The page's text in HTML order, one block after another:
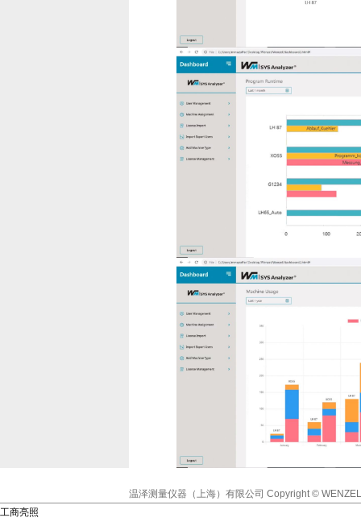
温泽测量仪器（上海）有限公司 Copyright ©
工商亮照